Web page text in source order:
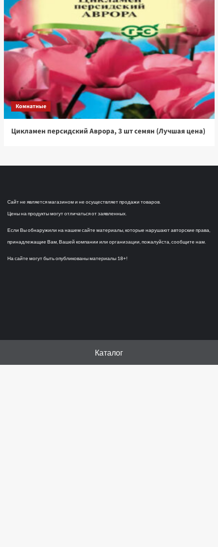
Комнатные
Цикламен персидский Аврора, 3 шт семян (Лучшая цена)
Сайт не является магазином и не осуществляет продажи товаров.
Цены на продукты могут отличаться от заявленных.
Если Вы обнаружили на нашем сайте материалы, которые нарушают авторские права,
принадлежащие Вам, Вашей компании или организации, пожалуйста, сообщите нам.
На сайте могут быть опубликованы материалы 18+!
Каталог